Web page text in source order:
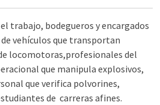
trabajo, bodegueros y encargados
vehículos que transportan
locomotoras,profesionales del
que manipula explosivos,
que verifica polvorines,
de carreras afines.